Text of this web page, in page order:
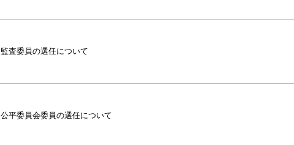
監査委員の選任について
公平委員会委員の選任について